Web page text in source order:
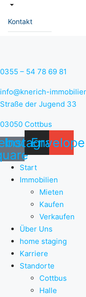
Kontakt
0355 – 54 78 69 81
info@knerich-
Straße der Jugend 33
03050 Cottbus
Instagram
Envelope
Start
Immobilien
Mieten
Kaufen
Verkaufen
Über Uns
home staging
Karriere
Standorte
Cottbus
Halle